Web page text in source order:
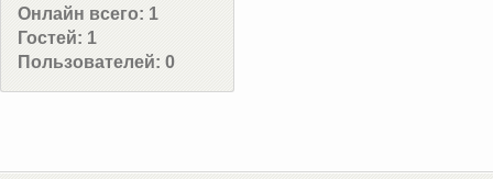
Онлайн всего: 1
Гостей: 1
Пользователей: 0